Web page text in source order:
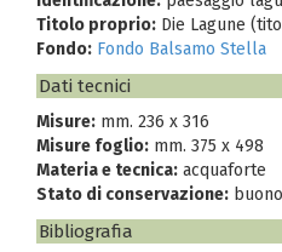
Titolo proprio: Die Lagune
Fondo: Fondo Balsamo Stella
Dati tecnici
Misure: mm. 236 x 316
Misure foglio: mm. 375 x 498
Materia e tecnica: acquaforte
Stato di conservazione: buono
Bibliografia